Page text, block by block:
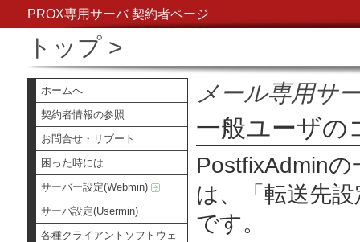
PROX専用サーバ 契約者ページ
トップ>
ホームへ
契約者情報の参照
お問合せ・リブート
困った時には
サーバー設定(Webmin)
サーバ設定(Usermin)
各種クライアントソフトウェ
メール専用サ
一般ユーザの
PostfixAdmin
は、
「転送先
です。
総合トップ 専用サーバー VPS ハ